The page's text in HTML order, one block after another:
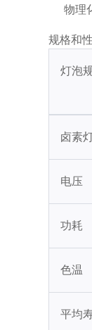
物理
规格和
灯泡
卤素
电压
功耗
色温
平均